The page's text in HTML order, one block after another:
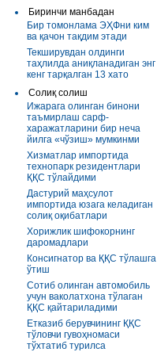
Биринчи манбадан
Бир томонлама ЭҲФни ким
ва қачон тақдим этади
Текширувдан олдинги
таҳлилда аниқланадиган энг
кенг тарқалган 13 хато
Солиқ солиш
Ижарага олинган бинони
таъмирлаш сарф-
харажатларини бир неча
йилга «чўзиш» мумкинми
Хизматлар импортида
технопарк резидентлари
ҚҚС тўлайдими
Дастурий маҳсулот
импортида юзага келадиган
солиқ оқибатлари
Хорижлик шифокорнинг
даромадлари
Консигнатор ва ҚҚС тўлашга
ўтиш
Сотиб олинган автомобиль
учун ваколатхона тўлаган
ҚҚС қайтариладими
Етказиб берувчининг ҚҚС
тўловчи гувоҳномаси
тўхтатиб турилса